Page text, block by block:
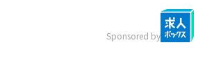
Sponsored by